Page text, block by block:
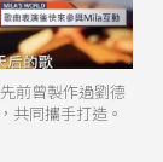
前曾製作過劉德
共同攜手打造。